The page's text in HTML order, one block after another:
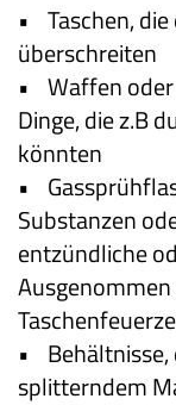
• Taschen, die
überschreiten
• Waffen oder
Dinge, die z.B
könnten
•
Substanzen
entzündliche
• Behältnisse,
splitterndem